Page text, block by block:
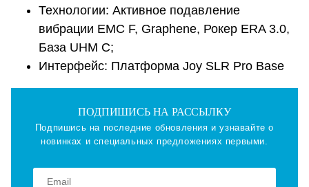
Технологии: Активное подавление
вибрации EMC F, Graphene, Рокер ERA 3.0,
База UHM C;
Интерфейс: Платформа Joy SLR Pro Base
ПОДПИШИСЬ НА РАССЫЛКУ
Подпишись на последние обновления и узнавайте о
новинках и специальных предложениях первыми.